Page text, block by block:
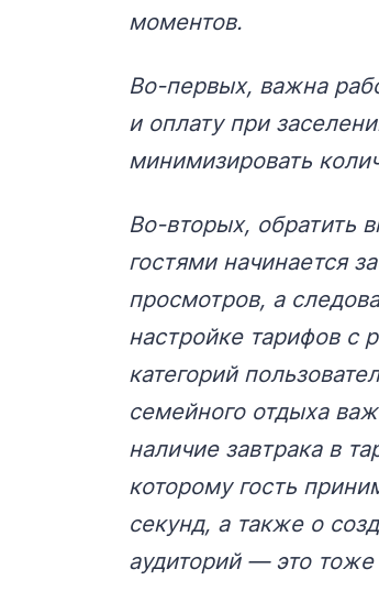
моментов.
Во-первых, важна
и оплату при
минимизировать
Во-вторых, обратить
гостями начинается
просмотров, а
настройке тарифов с
категорий
семейного отдыха
наличие завтрака в
которому гость
секунд, а также о
аудиторий — это тоже